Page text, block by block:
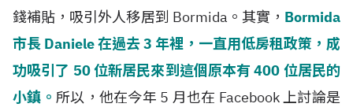
錢補貼，吸引外人移居到 Bormida。其實， Bormida
市長 Daniele 在過去 3 年裡，一直用低房租政策，成
功吸引了 50 位新居民來到這個原本有 400 位居民的
小鎮。 所以，他在今年 5 月也在 Facebook 上討論是